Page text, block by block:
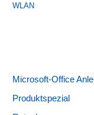
WLAN
Microsoft-Office
Produktspezial